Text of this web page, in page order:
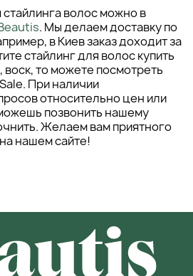
стайлинга волос можно в
. Мы делаем доставку по
в Киев заказ доходит за
стайлинг для волос купить
воск, то можете посмотреть
При наличии
относительно цен или
позвонить нашему
Желаем вам приятного
нашем сайте!